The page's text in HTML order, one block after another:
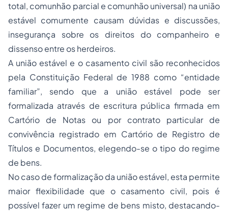
total, comunhão parcial e comunhão universal) na união
estável comumente causam dúvidas e discussões,
insegurança sobre os direitos do companheiro e
dissenso entre os herdeiros.
A união estável e o casamento civil são reconhecidos
pela Constituição Federal de 1988 como “entidade
familiar”, sendo que a união estável pode ser
formalizada através de escritura pública firmada em
Cartório de Notas ou por contrato particular de
convivência registrado em Cartório de Registro de
Títulos e Documentos, elegendo-se o tipo do regime
de bens.
No caso de formalização da união estável, esta permite
maior flexibilidade que o casamento civil, pois é
possível fazer um regime de bens misto, destacando-